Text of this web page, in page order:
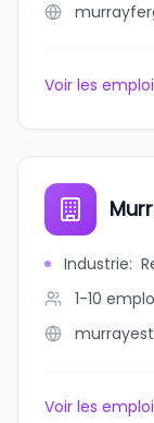
Voir les
Industrie:
1-10
Voir les